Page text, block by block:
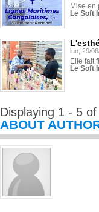
Mise en
Le Soft
lun, 29/
Elle fait
Le Soft
Displaying 1 - 5
ABOUT